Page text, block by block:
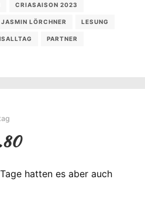
CRIASAISON 2023
JASMIN LÖRCHNER LESUNG
PARTNER
hatten es aber auch